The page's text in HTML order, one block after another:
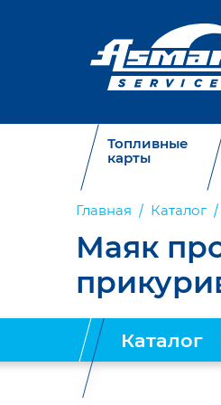
Топливные
карты
Главная Каталог
Маяк
Каталог